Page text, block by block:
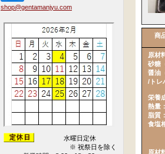
商
原材
砂糖
醤油
/トレ
栄
熱量
脂質
食塩
原材
shop@gentamanjyu.com
水曜日定休
※ 祝祭日を除く